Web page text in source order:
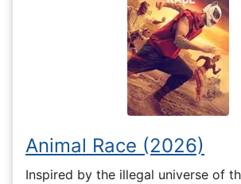
Animal Race (2026)
Inspired by the illegal universe of